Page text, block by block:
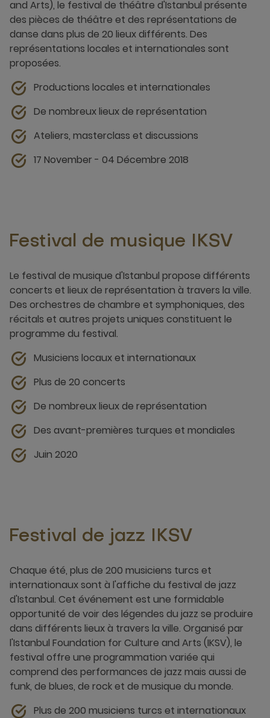
and Arts), le festival de théâtre d'Istanbul présente
des pièces de théâtre et des représentations de
danse dans plus de 20 lieux différents. Des
représentations locales et internationales sont
proposées.
Productions locales et internationales
De nombreux lieux de représentation
Ateliers, masterclass et discussions
17 November - 04 Décembre 2018
Festival de musique IKSV
Le festival de musique d'Istanbul propose différents
concerts et lieux de représentation à travers la ville.
Des orchestres de chambre et symphoniques, des
récitals et autres projets uniques constituent le
programme du festival.
Musiciens locaux et internationaux
Plus de 20 concerts
De nombreux lieux de représentation
Des avant-premières turques et mondiales
Juin 2020
Festival de jazz IKSV
Chaque été, plus de 200 musiciens turcs et
internationaux sont à l'affiche du festival de jazz
d'Istanbul. Cet événement est une formidable
opportunité de voir des légendes du jazz se produire
dans différents lieux à travers la ville. Organisé par
l'Istanbul Foundation for Culture and Arts (IKSV), le
festival offre une programmation variée qui
comprend des performances de jazz mais aussi de
funk, de blues, de rock et de musique du monde.
Plus de 200 musiciens turcs et internationaux